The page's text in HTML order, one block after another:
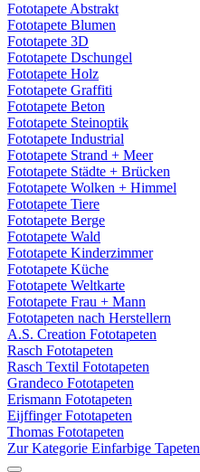
Fototapete Abstrakt
Fototapete Blumen
Fototapete 3D
Fototapete Dschungel
Fototapete Holz
Fototapete Graffiti
Fototapete Beton
Fototapete Steinoptik
Fototapete Industrial
Fototapete Strand + Meer
Fototapete Städte + Brücken
Fototapete Wolken + Himmel
Fototapete Tiere
Fototapete Berge
Fototapete Wald
Fototapete Kinderzimmer
Fototapete Küche
Fototapete Weltkarte
Fototapete Frau + Mann
Fototapeten nach Herstellern
A.S. Creation Fototapeten
Rasch Fototapeten
Rasch Textil Fototapeten
Grandeco Fototapeten
Erismann Fototapeten
Eijffinger Fototapeten
Thomas Fototapeten
Zur Kategorie Einfarbige Tapeten